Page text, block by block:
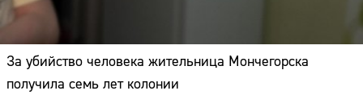
За убийство человека жительница Мончегорска
получила семь лет колонии